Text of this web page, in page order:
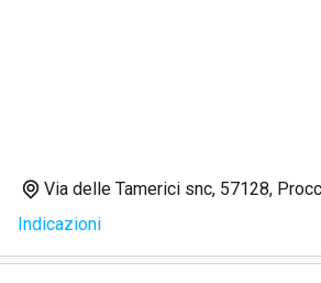
lasciare la struttura.
Via delle Tamerici snc, 57128,
Indicazioni